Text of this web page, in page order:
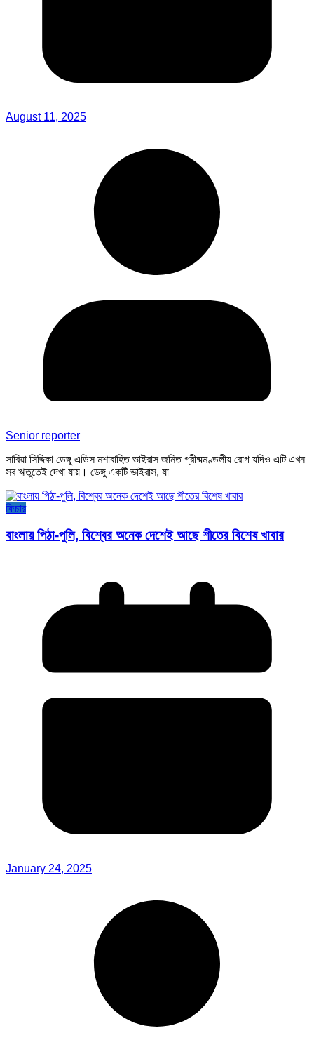
August 11, 2025
Senior reporter
সাবিয়া সিদ্দিকা ডেঙ্গু এডিস মশাবাহিত ভাইরাস জনিত গ্রীষ্মমণ্ডলীয় রোগ যদিও এটি এখন
সব ঋতুতেই দেখা যায়। ডেঙ্গু একটি ভাইরাস, যা
ফিচার
বাংলায় পিঠা-পুলি, বিশ্বের অনেক দেশেই আছে শীতের বিশেষ খাবার
January 24, 2025